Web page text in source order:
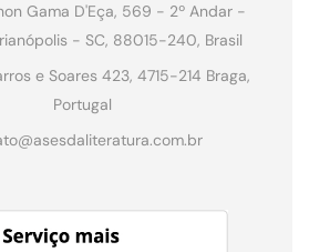
Gama D'Eça, 569 - 2º Andar -
- SC, 88015-240, Brasil
e Soares 423, 4715-214 Braga,
Portugal